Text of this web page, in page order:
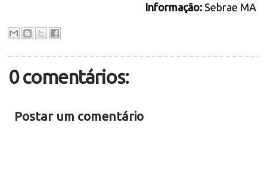
Informação:Sebrae MA
0 comentários:
Postar um comentário